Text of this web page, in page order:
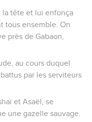
la tête et lui enfonça
tous ensemble. On
près de Gabaon,
au cours duquel
par les serviteurs
et Asaël, se
une gazelle sauvage.